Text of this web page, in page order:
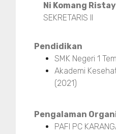
Ni Komang
SEKRETARIS II
Pendidikan
SMK Negeri 1
Akademi
(2021)
Pengalaman
PAFI PC